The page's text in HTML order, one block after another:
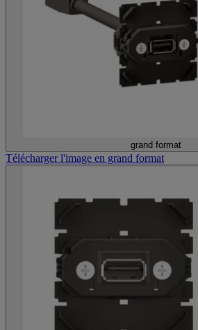
grand format
Télécharger l'image en grand format